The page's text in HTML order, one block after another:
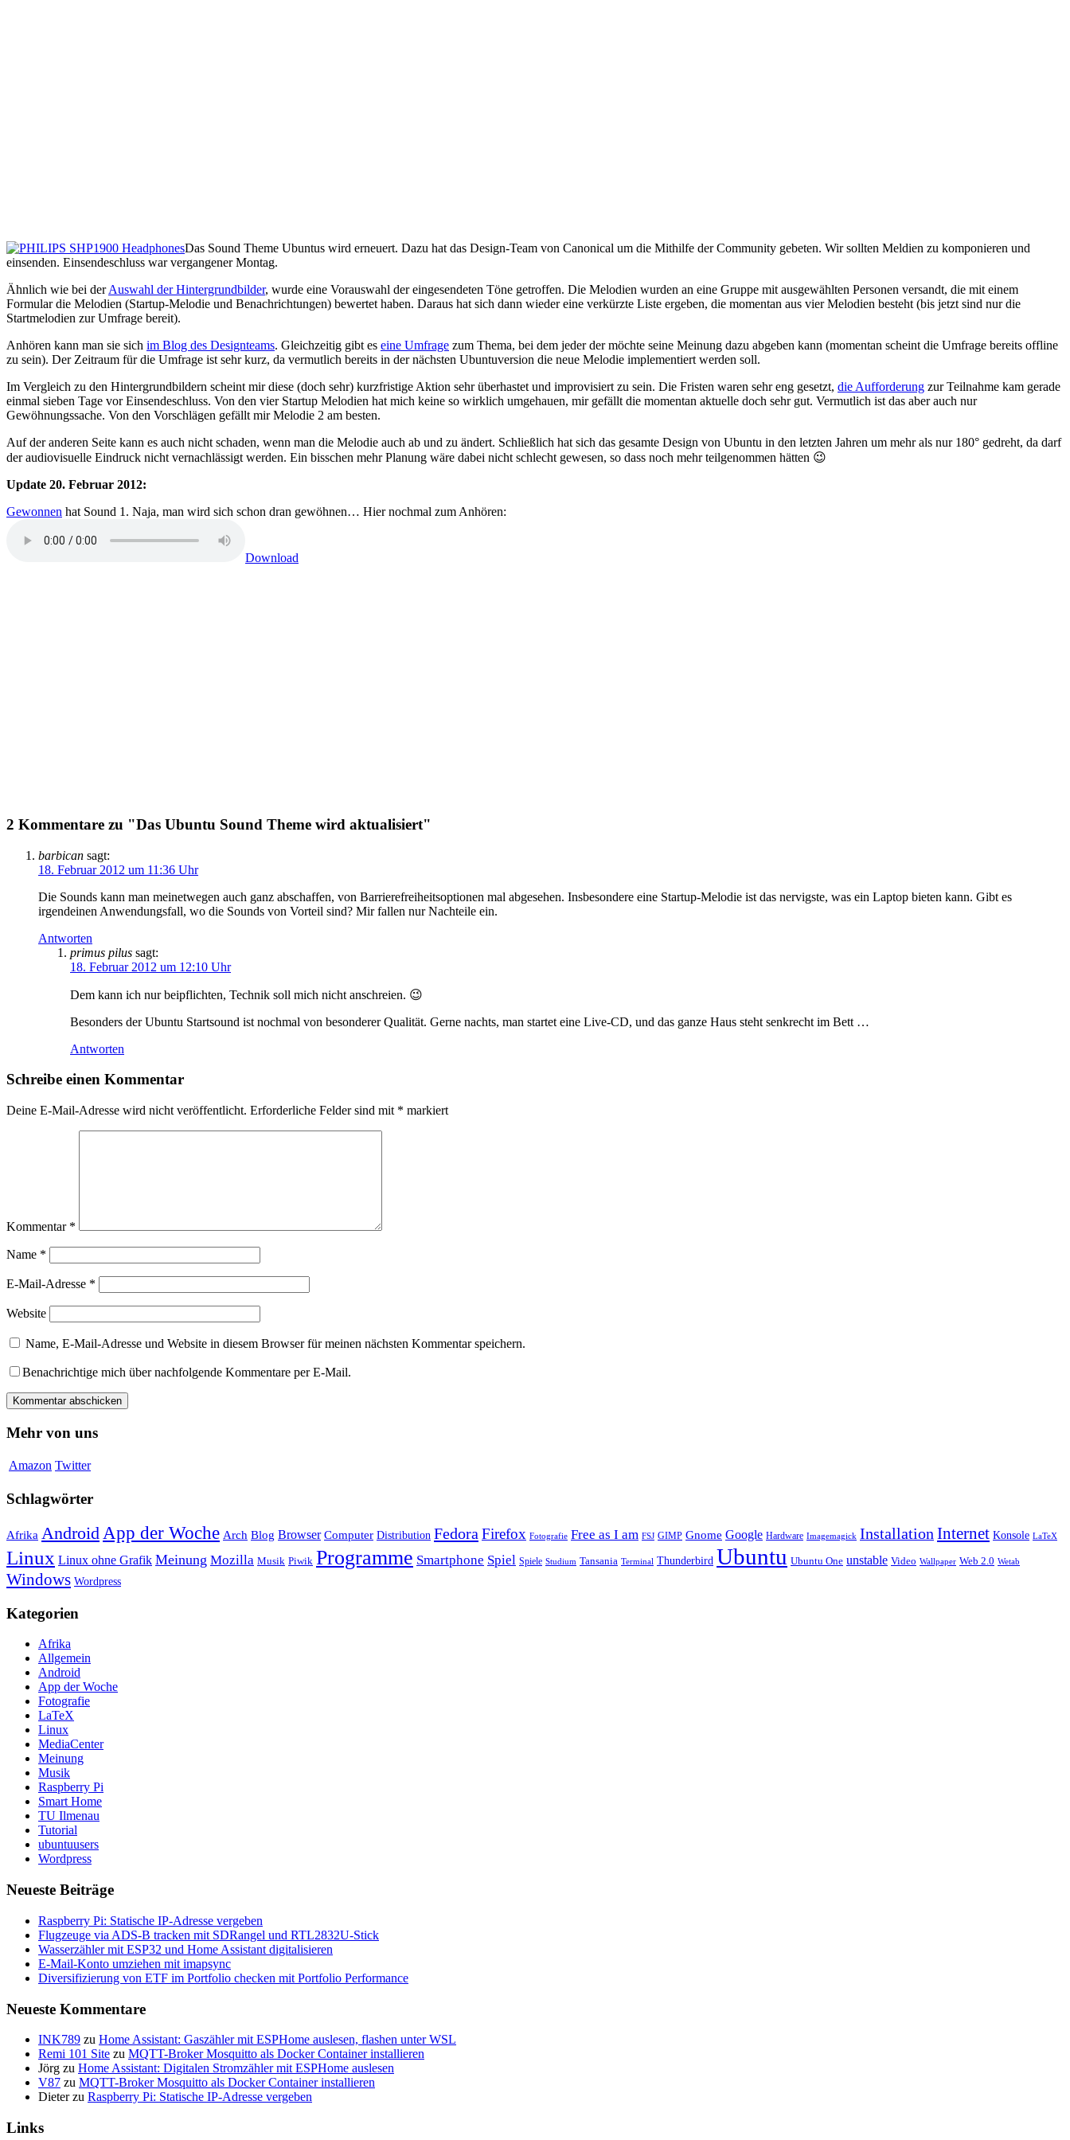
Das Sound Theme Ubuntus wird erneuert. Dazu hat das Design-Team von Canonical um die Mithilfe der Community gebeten. Wir sollten Meldien zu komponieren und
einsenden. Einsendeschluss war vergangener Montag.
Ähnlich wie bei derAuswahl der Hintergrundbilder, wurde eine Vorauswahl der eingesendeten Töne getroffen. Die Melodien wurden an eine Gruppe mit ausgewählten Personen versandt, die mit einem
Formular die Melodien (Startup-Melodie und Benachrichtungen) bewertet haben. Daraus hat sich dann wieder eine verkürzte Liste ergeben, die momentan aus vier Melodien besteht (bis jetzt sind nur die
Startmelodien zur Umfrage bereit).
Anhören kann man sie sich im Blog des Designteams. Gleichzeitig gibt es eine Umfrage zum Thema, bei dem jeder der möchte seine Meinung dazu abgeben kann (momentan scheint die Umfrage bereits offline
zu sein). Der Zeitraum für die Umfrage ist sehr kurz, da vermutlich bereits in der nächsten Ubuntuversion die neue Melodie implementiert werden soll.
Im Vergleich zu den Hintergrundbildern scheint mir diese (doch sehr) kurzfristige Aktion sehr überhastet und improvisiert zu sein. Die Fristen waren sehr eng gesetzt, die Aufforderung zur Teilnahme kam gerade
einmal sieben Tage vor Einsendeschluss. Von den vier Startup Melodien hat mich keine so wirklich umgehauen, mir gefällt die momentan aktuelle doch sehr gut. Vermutlich ist das aber auch nur
Gewöhnungssache. Von den Vorschlägen gefällt mir Melodie 2 am besten.
Auf der anderen Seite kann es auch nicht schaden, wenn man die Melodie auch ab und zu ändert. Schließlich hat sich das gesamte Design von Ubuntu in den letzten Jahren um mehr als nur 180° gedreht, da darf
der audiovisuelle Eindruck nicht vernachlässigt werden. Ein bisschen mehr Planung wäre dabei nicht schlecht gewesen, so dass noch mehr teilgenommen hätten 😉
Update 20. Februar 2012:
Gewonnen hat Sound 1. Naja, man wird sich schon dran gewöhnen… Hier nochmal zum Anhören:
Download
2 Kommentare zu "Das Ubuntu Sound Theme wird aktualisiert"
barbican sagt:
18. Februar 2012 um 11:36 Uhr
Die Sounds kann man meinetwegen auch ganz abschaffen, von Barrierefreiheitsoptionen mal abgesehen. Insbesondere eine Startup-Melodie ist das nervigste, was ein Laptop bieten kann. Gibt es
irgendeinen Anwendungsfall, wo die Sounds von Vorteil sind? Mir fallen nur Nachteile ein.
Antworten
primus pilus sagt:
18. Februar 2012 um 12:10 Uhr
Dem kann ich nur beipflichten, Technik soll mich nicht anschreien. 😉
Besonders der Ubuntu Startsound ist nochmal von besonderer Qualität. Gerne nachts, man startet eine Live-CD, und das ganze Haus steht senkrecht im Bett …
Antworten
Schreibe einen Kommentar
Deine E-Mail-Adresse wird nicht veröffentlicht. Erforderliche Felder sind mit * markiert
Kommentar *
Name *
E-Mail-Adresse *
Website
Name, E-Mail-Adresse und Website in diesem Browser für meinen nächsten Kommentar speichern.
Benachrichtige mich über nachfolgende Kommentare per E-Mail.
Mehr von uns
Amazon Twitter
Schlagwörter
Afrika Android App der Woche Arch Blog Browser Computer Distribution Fedora Firefox Fotografie Free as I am FSJ GIMP Gnome Google Hardware Imagemagick Installation Internet Konsole LaTeX
Linux Linux ohne Grafik Meinung Mozilla Musik Piwik Programme Smartphone Spiel Spiele Studium Tansania Terminal Thunderbird Ubuntu Ubuntu One unstable Video Wallpaper Web 2.0 Wetab
Windows Wordpress
Kategorien
Afrika
Allgemein
Android
App der Woche
Fotografie
LaTeX
Linux
MediaCenter
Meinung
Musik
Raspberry Pi
Smart Home
TU Ilmenau
Tutorial
ubuntuusers
Wordpress
Neueste Beiträge
Raspberry Pi: Statische IP-Adresse vergeben
Flugzeuge via ADS-B tracken mit SDRangel und RTL2832U-Stick
Wasserzähler mit ESP32 und Home Assistant digitalisieren
E-Mail-Konto umziehen mit imapsync
Diversifizierung von ETF im Portfolio checken mit Portfolio Performance
Neueste Kommentare
INK789 zu Home Assistant: Gaszähler mit ESPHome auslesen, flashen unter WSL
Remi 101 Site zu MQTT-Broker Mosquitto als Docker Container installieren
Jörg zu Home Assistant: Digitalen Stromzähler mit ESPHome auslesen
V87 zu MQTT-Broker Mosquitto als Docker Container installieren
Dieterzu Raspberry Pi: Statische IP-Adresse vergeben
Links